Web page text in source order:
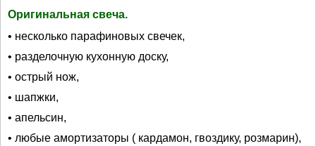
Оригинальная свеча.
• несколько парафиновых свечек,
• разделочную кухонную доску,
• острый нож,
• шапжки,
• апельсин,
• любые амортизаторы ( кардамон, гвоздику, розмарин),